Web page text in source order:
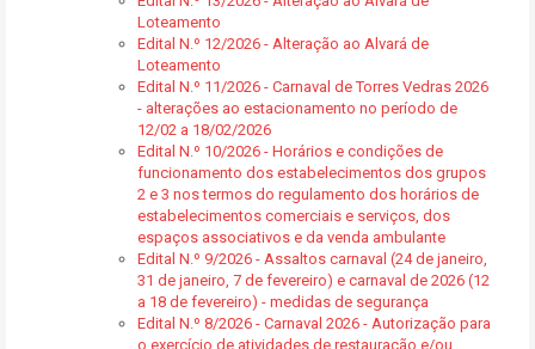
Loteamento
Edital N.º 12/2026 - Alteração ao Alvará de
Loteamento
Edital N.º 11/2026 - Carnaval de Torres Vedras 2026
- alterações ao estacionamento no período de
12/02 a 18/02/2026
Edital N.º 10/2026 - Horários e condições de
funcionamento dos estabelecimentos dos grupos
2 e 3 nos termos do regulamento dos horários de
estabelecimentos comerciais e serviços, dos
espaços associativos e da venda ambulante
Edital N.º 9/2026 - Assaltos carnaval (24 de janeiro,
31 de janeiro, 7 de fevereiro) e carnaval de 2026 (12
a 18 de fevereiro) - medidas de segurança
Edital N.º 8/2026 - Carnaval 2026 - Autorização para
o exercício de atividades de restauração e/ou